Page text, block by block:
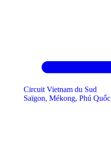
Circuit Vietnam du Sud
Saïgon, Mékong, Phú Quốc